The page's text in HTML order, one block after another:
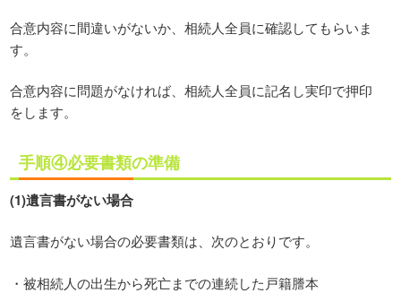
合意内容に間違いがないか、相続人全員に確認してもらいま
す。
合意内容に問題がなければ、相続人全員に記名し実印で押印
をします。
手順④必要書類の準備
(1)遺言書がない場合
遺言書がない場合の必要書類は、次のとおりです。
・被相続人の出生から死亡までの連続した戸籍謄本